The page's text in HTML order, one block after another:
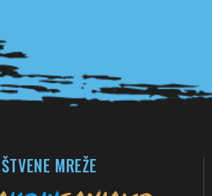
MREŽE